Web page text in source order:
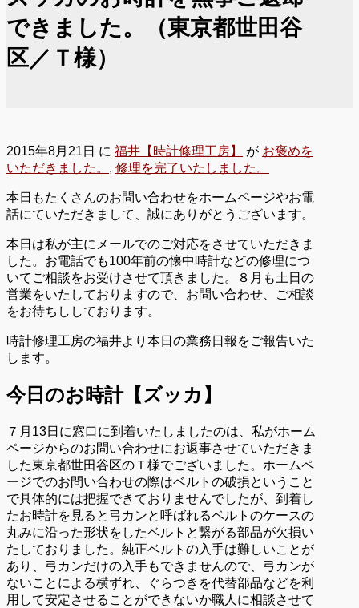
できました。（東京都世田谷
区／Ｔ様）
2015年8月21日 に 福井【時計修理工房】 が お褒めを
いただきました。 , 修理を完了いたしました。
本日もたくさんのお問い合わせをホームページやお電
話にていただきまして、誠にありがとうございます。
本日は私が主にメールでのご対応をさせていただきま
した。お電話でも100年前の懐中時計などの修理につ
いてご相談をお受けさせて頂きました。８月も土日の
営業をいたしておりますので、お問い合わせ、ご相談
をお待ちししております。
時計修理工房の福井より本日の業務日報をご報告いた
します。
今日のお時計【ズッカ】
７月13日に窓口に到着いたしましたのは、私がホーム
ページからのお問い合わせにお返事させていただきま
した東京都世田谷区のＴ様でございました。ホームペ
ージでのお問い合わせの際はベルトの破損ということ
で具体的には把握できておりませんでしたが、到着し
たお時計を見ると弓カンと呼ばれるベルトのケースの
丸みに沿った形状をしたベルトと繋がる部品が欠損い
たしておりました。純正ベルトの入手は難しいことが
あり、弓カンだけの入手もできませんので、弓カンが
ないことによる横ずれ、ぐらつきを代替部品などを利
用して安定させることができないか職人に相談させて